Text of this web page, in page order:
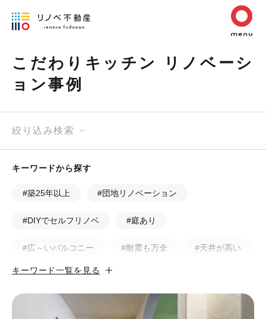
こだわりキッチン リノベーシ
ョン事例
絞り込み検索
キーワードから探す
#築25年以上 #団地リノベーション
#DIYでセルフリノベ #庭あり
#広～いバルコニー #耐震も万全 #天井が高い
#カフェ風 #昭和レトロ
#ナチュラル #アジアンテイスト
キーワード一覧を見る